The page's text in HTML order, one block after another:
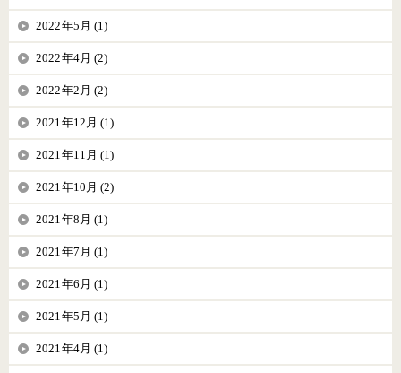
2022年5月 (1)
2022年4月 (2)
2022年2月 (2)
2021年12月 (1)
2021年11月 (1)
2021年10月 (2)
2021年8月 (1)
2021年7月 (1)
2021年6月 (1)
2021年5月 (1)
2021年4月 (1)